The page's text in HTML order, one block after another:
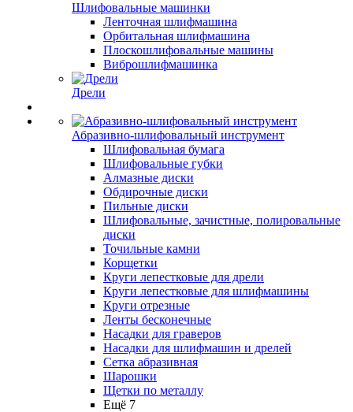
Шлифовальные машинки
Ленточная шлифмашина
Орбитальная шлифмашина
Плоскошлифовальные машины
Виброшлифмашинка
Дрели
Абразивно-шлифовальный инструмент
Шлифовальная бумага
Шлифовальные губки
Алмазные диски
Обдирочные диски
Пильные диски
Шлифовальные, зачистные, полировальные
диски
Точильные камни
Корщетки
Круги лепестковые для дрели
Круги лепестковые для шлифмашины
Круги отрезные
Ленты бесконечные
Насадки для граверов
Насадки для шлифмашин и дрелей
Сетка абразивная
Шарошки
Щетки по металлу
Ещё 7